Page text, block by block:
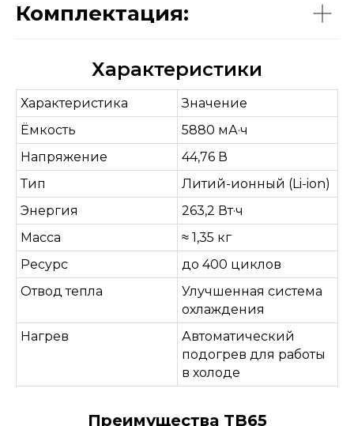
Комплектация:
Характеристики
Характеристика
Значение
Ёмкость
5880 мА·ч
Напряжение
44,76 В
Тип
Литий-ионный (Li-ion)
Энергия
263,2 Вт·ч
Масса
≈ 1,35 кг
Ресурс
до 400 циклов
Отвод тепла
Улучшенная система
охлаждения
Нагрев
Автоматический
подогрев для работы
в холоде
Преимущества TB65